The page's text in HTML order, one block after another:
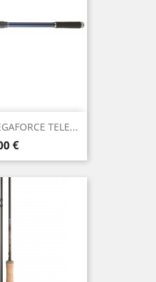
TELE...
€